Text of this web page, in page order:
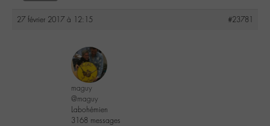
27 février 2017 à 12:15 #23781
maguy
@maguy
Labohémien
3168 messages